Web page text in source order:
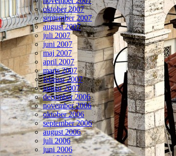
oktober 2007
september 2007
august 2007
juli 2007
juni 2007
maj 2007
april 2007
marts 2007
februar 2007
januar 2007
december 2006
november 2006
oktober 2006
september 2006
august 2006
juli 2006
juni 2006